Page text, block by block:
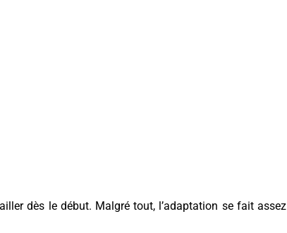
dès le début. Malgré tout, l’adaptation se fait assez